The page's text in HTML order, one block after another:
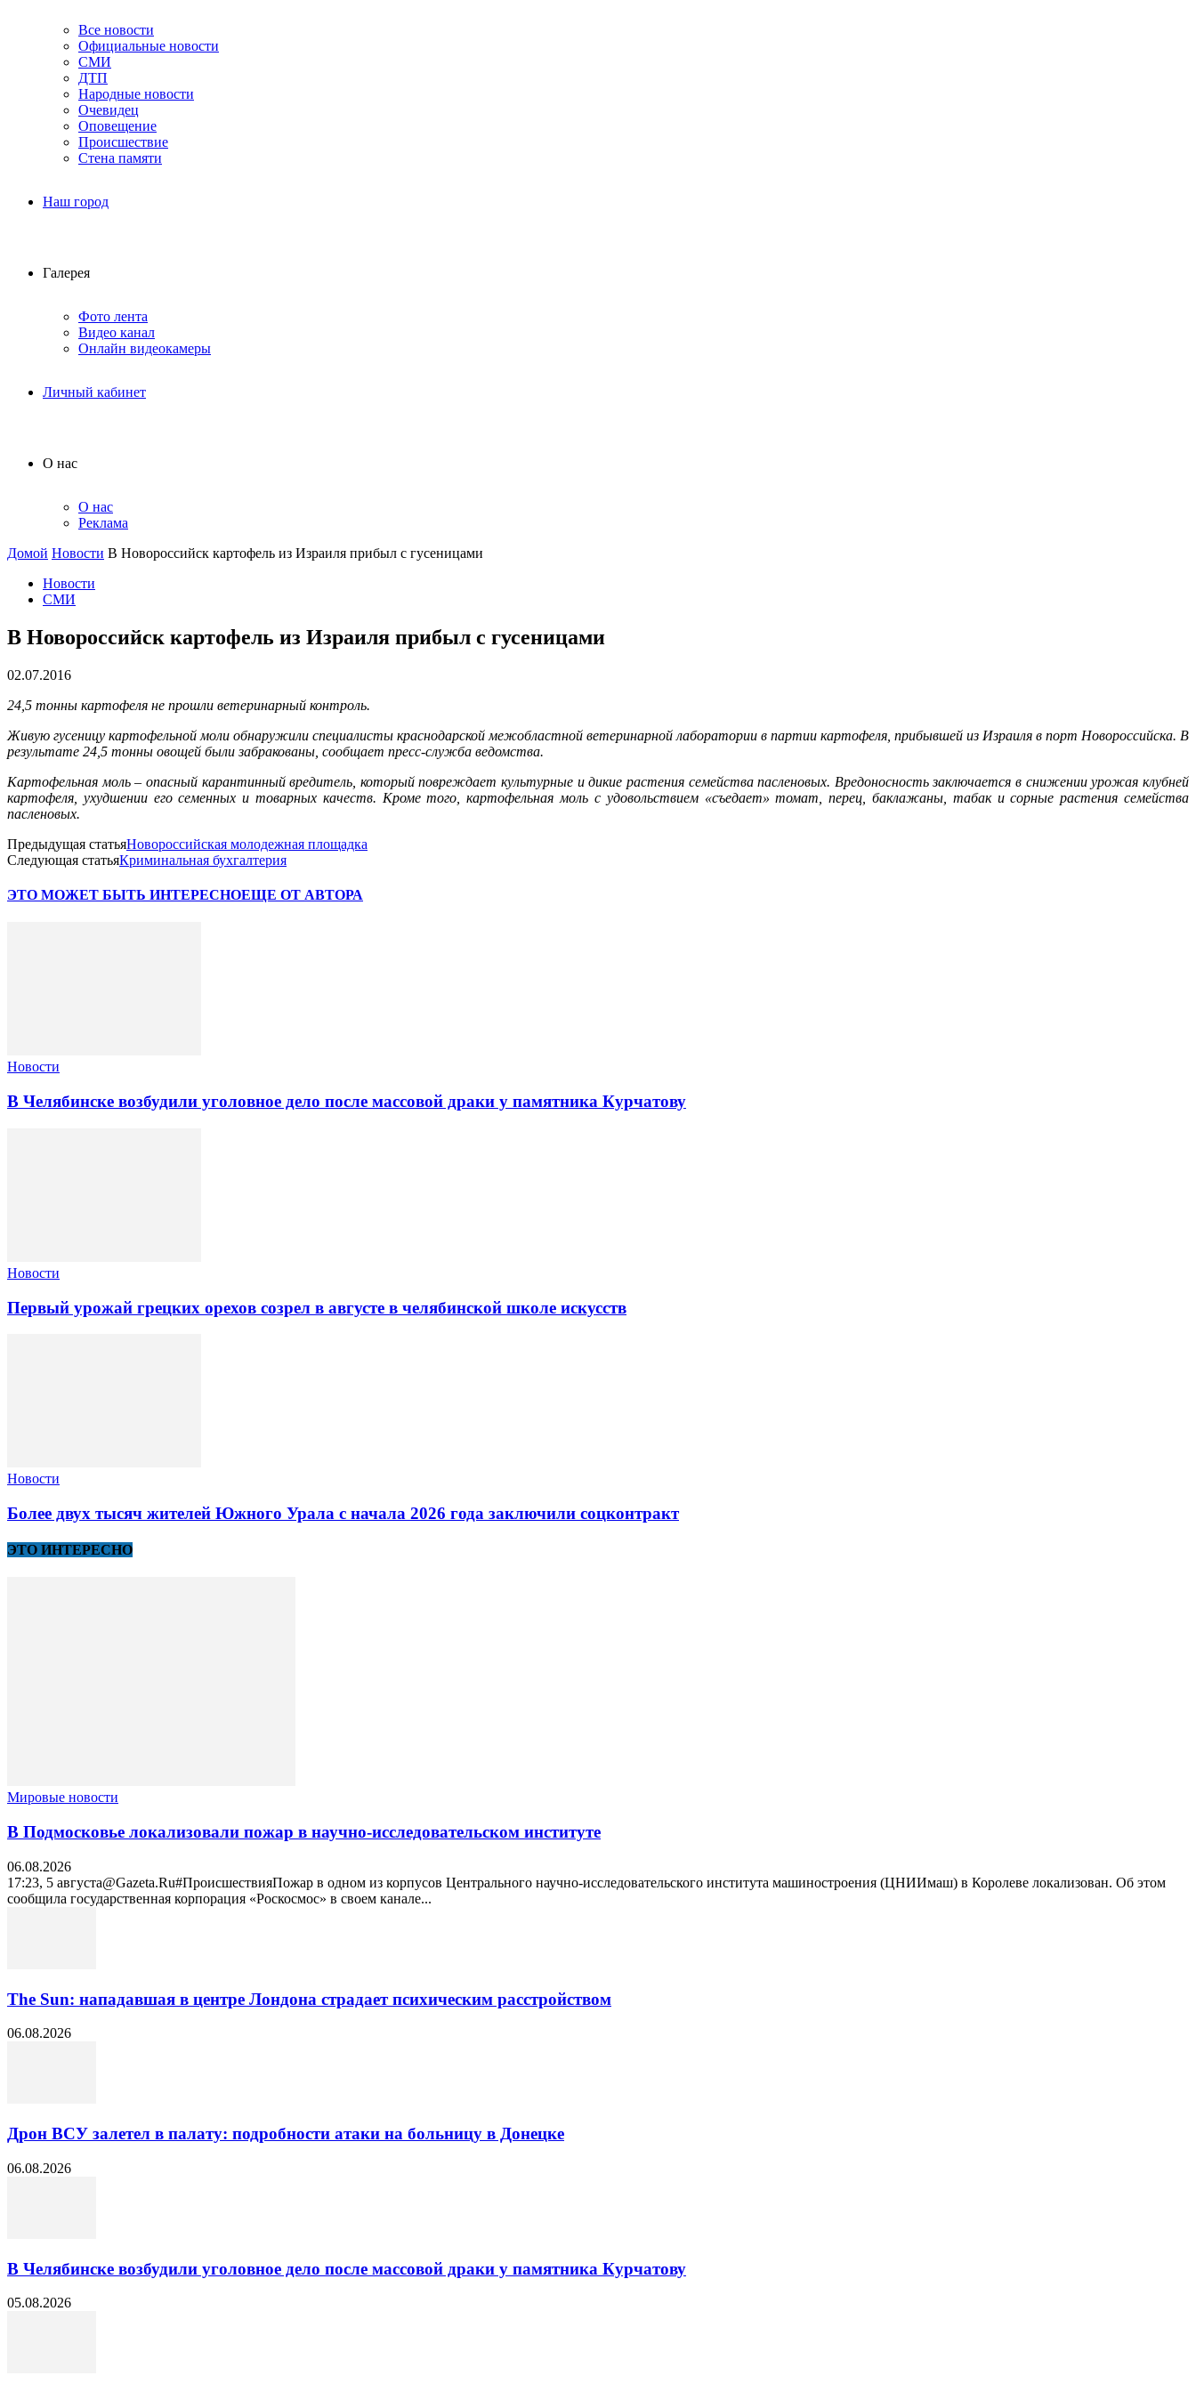
Все новости
Официальные новости
СМИ
ДТП
Народные новости
Очевидец
Оповещение
Происшествие
Стена памяти
Наш город
Галерея
Фото лента
Видео канал
Онлайн видеокамеры
Личный кабинет
О нас
О нас
Реклама
Домой Новости В Новороссийск картофель из Израиля прибыл с гусеницами
Новости
СМИ
В Новороссийск картофель из Израиля прибыл с гусеницами
02.07.2016
24,5 тонны картофеля не прошли ветеринарный контроль.
Живую гусеницу картофельной моли обнаружили специалисты краснодарской межобластной ветеринарной лаборатории в партии картофеля, прибывшей из Израиля в порт Новороссийска. В
результате 24,5 тонны овощей были забракованы, сообщает пресс-служба ведомства.
Картофельная моль – опасный карантинный вредитель, который повреждает культурные и дикие растения семейства пасленовых. Вредоносность заключается в снижении урожая клубней
картофеля, ухудшении его семенных и товарных качеств. Кроме того, картофельная моль с удовольствием «съедает» томат, перец, баклажаны, табак и сорные растения семейства
пасленовых.
Предыдущая статьяНовороссийская молодежная площадка
Следующая статьяКриминальная бухгалтерия
ЭТО МОЖЕТ БЫТЬ ИНТЕРЕСНОЕЩЕ ОТ АВТОРА
Новости
В Челябинске возбудили уголовное дело после массовой драки у памятника Курчатову
Новости
Первый урожай грецких орехов созрел в августе в челябинской школе искусств
Новости
Более двух тысяч жителей Южного Урала с начала 2026 года заключили соцконтракт
ЭТО ИНТЕРЕСНО
Мировые новости
В Подмосковье локализовали пожар в научно-исследовательском институте
06.08.2026
17:23, 5 августа@Gazeta.Ru#ПроисшествияПожар в одном из корпусов Центрального научно-исследовательского института машиностроения (ЦНИИмаш) в Королеве локализован. Об этом
сообщила государственная корпорация «Роскосмос» в своем канале...
The Sun: нападавшая в центре Лондона страдает психическим расстройством
06.08.2026
Дрон ВСУ залетел в палату: подробности атаки на больницу в Донецке
06.08.2026
В Челябинске возбудили уголовное дело после массовой драки у памятника Курчатову
05.08.2026